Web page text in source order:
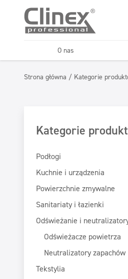
O nas
Horeca
Strona główna / Kategorie
Kategorie
Podłogi
Kuchnie i urządzenia
Powierzchnie zmywalne
Sanitariaty i łazienki
Odświeżanie i
Odświeżacze powietrza
Neutralizatory zapachów
Tekstylia